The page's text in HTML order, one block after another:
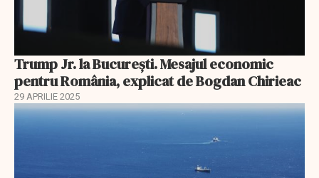
Trump Jr. la București. Mesajul economic
pentru România, explicat de Bogdan Chirieac
29 APRILIE 2025